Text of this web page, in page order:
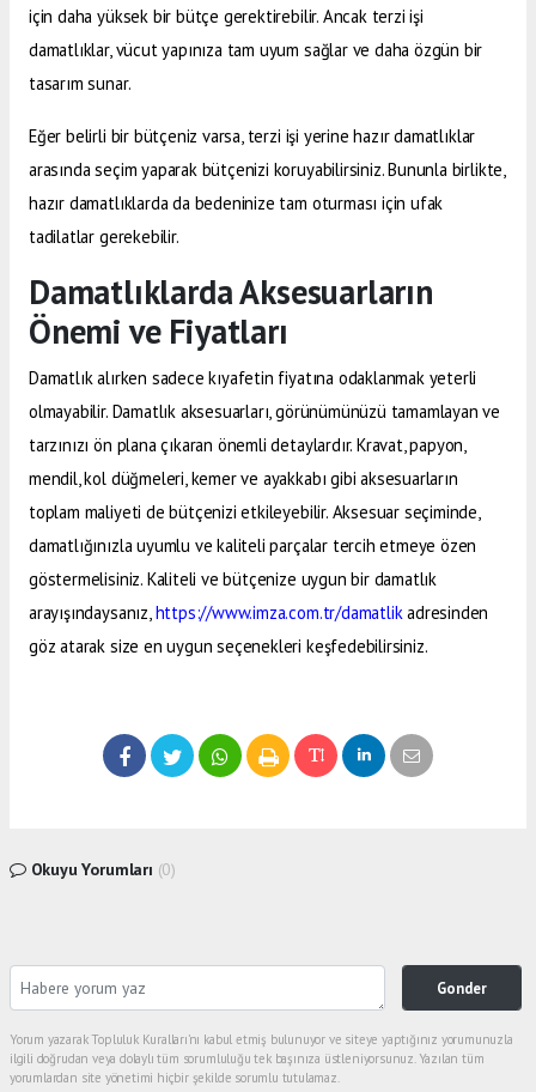
için daha yüksek bir bütçe gerektirebilir. Ancak terzi işi
damatlıklar, vücut yapınıza tam uyum sağlar ve daha özgün bir
tasarım sunar.
Eğer belirli bir bütçeniz varsa, terzi işi yerine hazır damatlıklar
arasında seçim yaparak bütçenizi koruyabilirsiniz. Bununla birlikte,
hazır damatlıklarda da bedeninize tam oturması için ufak
tadilatlar gerekebilir.
Damatlıklarda Aksesuarların
Önemi ve Fiyatları
Damatlık alırken sadece kıyafetin fiyatına odaklanmak yeterli
olmayabilir. Damatlık aksesuarları, görünümünüzü tamamlayan ve
tarzınızı ön plana çıkaran önemli detaylardır. Kravat, papyon,
mendil, kol düğmeleri, kemer ve ayakkabı gibi aksesuarların
toplam maliyeti de bütçenizi etkileyebilir. Aksesuar seçiminde,
damatlığınızla uyumlu ve kaliteli parçalar tercih etmeye özen
göstermelisiniz. Kaliteli ve bütçenize uygun bir damatlık
arayışındaysanız, https://www.imza.com.tr/damatlik adresinden
göz atarak size en uygun seçenekleri keşfedebilirsiniz.
Okuyu Yorumları (0)
Gonder
Yorum yazarak Topluluk Kuralları’nı kabul etmiş bulunuyor ve siteye yaptığınız yorumunuzla
ilgili doğrudan veya dolaylı tüm sorumluluğu tek başınıza üstleniyorsunuz. Yazılan tüm
yorumlardan site yönetimi hiçbir şekilde sorumlu tutulamaz.